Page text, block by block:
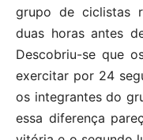
grupo de ciclistas
duas horas antes
Descobriu-se que
exercitar por 24
os integrantes do
essa diferença